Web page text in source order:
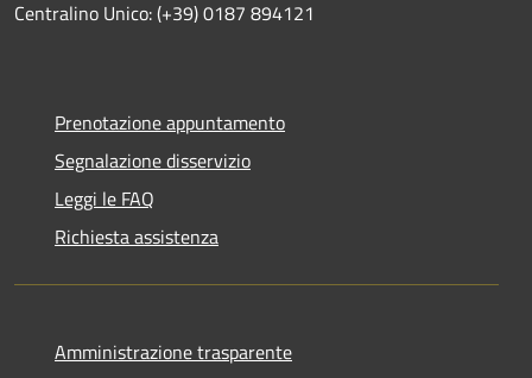
Centralino Unico: (+39) 0187 894121
Prenotazione appuntamento
Segnalazione disservizio
Leggi le FAQ
Richiesta assistenza
Amministrazione trasparente